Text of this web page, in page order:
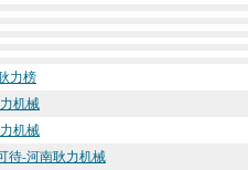
力榜
机械
机械
待-河南耿力机械